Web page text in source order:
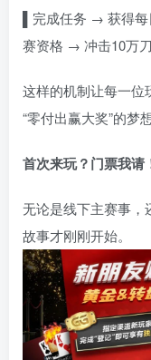
完成任务 → 获得
赛资格 → 冲击10万
这样的机制让每一位
“零付出赢大奖”的梦想
首次来玩？门票我请
无论是线下主赛事，
故事才刚刚开始。